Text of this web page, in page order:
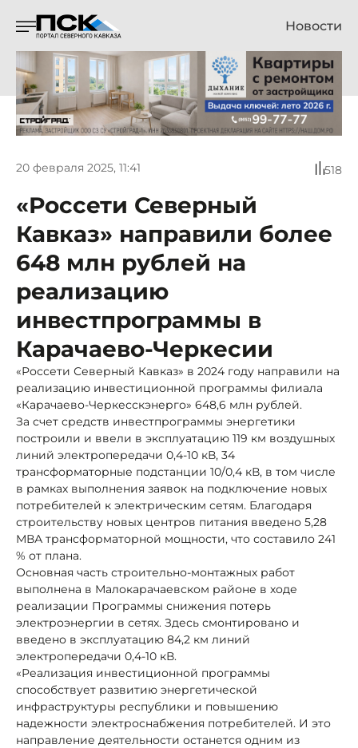
Новости
20 февраля 2025, 11:41 518
«Россети Северный
Кавказ» направили более
648 млн рублей на
реализацию
инвестпрограммы в
Карачаево-Черкесии
«Россети Северный Кавказ» в 2024 году направили на
реализацию инвестиционной программы филиала
«Карачаево-Черкесскэнерго» 648,6 млн рублей.
За счет средств инвестпрограммы энергетики
построили и ввели в эксплуатацию 119 км воздушных
линий электропередачи 0,4-10 кВ, 34
трансформаторные подстанции 10/0,4 кВ, в том числе
в рамках выполнения заявок на подключение новых
потребителей к электрическим сетям. Благодаря
строительству новых центров питания введено 5,28
МВА трансформаторной мощности, что составило 241
% от плана.
Основная часть строительно-монтажных работ
выполнена в Малокарачаевском районе в ходе
реализации Программы снижения потерь
электроэнергии в сетях. Здесь смонтировано и
введено в эксплуатацию 84,2 км линий
электропередачи 0,4-10 кВ.
«Реализация инвестиционной программы
способствует развитию энергетической
инфраструктуры республики и повышению
надежности электроснабжения потребителей. И это
направление деятельности останется одним из